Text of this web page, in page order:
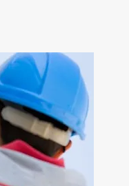
统方面拥有
应客户不同